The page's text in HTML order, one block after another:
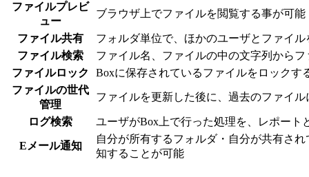
ファイルプレビ
ュー
ブラウザ上でファイルを閲覧する事が可能
ファイル共有
フォルダ単位で、ほかのユーザとファイ
ファイル検索
ファイル名、ファイルの中の文字列から
ファイルロック
Boxに保存されているファイルをロックす
ファイルの世代
管理
ファイルを更新した後に、過去のファイ
ログ検索 ユーザがBox上で行った処理を、レポート
Eメール通知
自分が所有するフォルダ・自分が共有さ
知することが可能